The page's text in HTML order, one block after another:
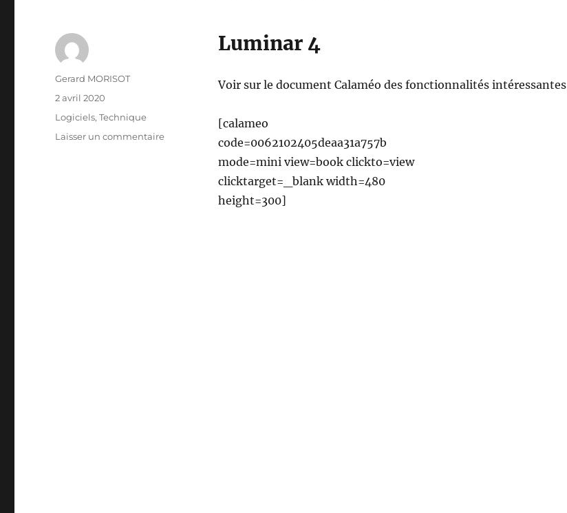
Luminar 4
Voir sur le document Calaméo des fonctionnalités intéressantes
[calameo
code=0062102405deaa31a757b
mode=mini view=book clickto=view
clicktarget=_blank width=480
height=300]
Auteur
Gerard MORISOT
Publié
2 avril 2020
Catégories
Logiciels,Technique
Laisser un commentairesur